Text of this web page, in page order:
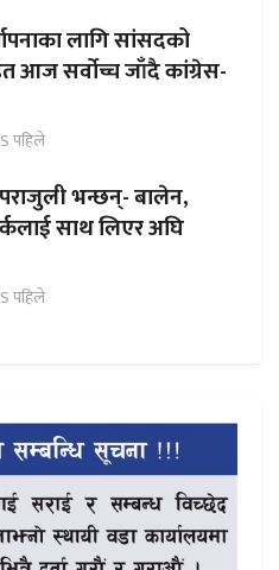
लागि सांसदको
आज सर्वोच्च जाँदै कांग्रेस-
पहिले
पराजुली भन्छन्- बालेन,
साथ लिएर अघि
पहिले